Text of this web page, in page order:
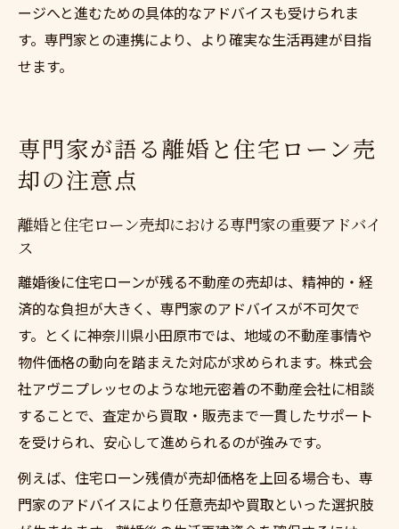
ージへと進むための具体的なアドバイスも受けられま
す。専門家との連携により、より確実な生活再建が目指
せます。
専門家が語る離婚と住宅ローン売
却の注意点
離婚と住宅ローン売却における専門家の重要アドバイ
ス
離婚後に住宅ローンが残る不動産の売却は、精神的・経
済的な負担が大きく、専門家のアドバイスが不可欠で
す。とくに神奈川県小田原市では、地域の不動産事情や
物件価格の動向を踏まえた対応が求められます。株式会
社アヴニプレッセのような地元密着の不動産会社に相談
することで、査定から買取・販売まで一貫したサポート
を受けられ、安心して進められるのが強みです。
例えば、住宅ローン残債が売却価格を上回る場合も、専
門家のアドバイスにより任意売却や買取といった選択肢